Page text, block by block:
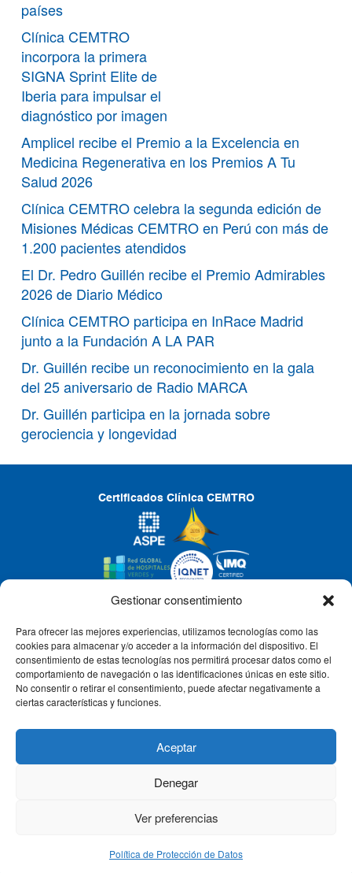
Gestionar consentimiento
Para ofrecer las mejores experiencias, utilizamos tecnologías como las
cookies para almacenar y/o acceder a la información del dispositivo. El
consentimiento de estas tecnologías nos permitirá procesar datos como el
comportamiento de navegación o las identificaciones únicas en este sitio.
No consentir o retirar el consentimiento, puede afectar negativamente a
ciertas características y funciones.
Aceptar
Denegar
Ver preferencias
Política de Protección de Datos
países
Clínica CEMTRO
incorpora la primera
SIGNA Sprint Elite de
Iberia para impulsar el
diagnóstico por imagen
Amplicel recibe el Premio a la Excelencia en
Medicina Regenerativa en los Premios A Tu
Salud 2026
Clínica CEMTRO celebra la segunda edición de
Misiones Médicas CEMTRO en Perú con más de
1.200 pacientes atendidos
El Dr. Pedro Guillén recibe el Premio Admirables
2026 de Diario Médico
Clínica CEMTRO participa en InRace Madrid
junto a la Fundación A LA PAR
Dr. Guillén recibe un reconocimiento en la gala
del 25 aniversario de Radio MARCA
Dr. Guillén participa en la jornada sobre
gerociencia y longevidad
Certificados Clínica CEMTRO
CLÍNICA CEMTRO
QUIÉNES SOMOS